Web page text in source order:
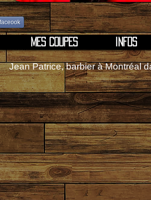
Jean Patrice, barbier à Montréal
MES COUPES INFOS